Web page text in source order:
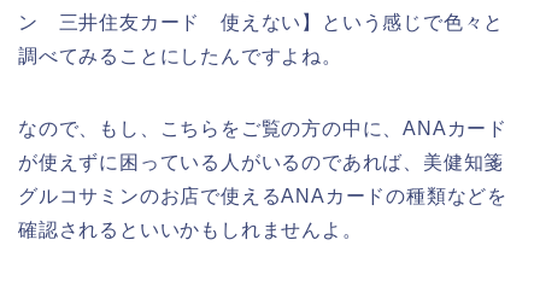
ン 三井住友カード 使えない】という感じで色々と
調べてみることにしたんですよね。
なので、もし、こちらをご覧の方の中に、ANAカード
が使えずに困っている人がいるのであれば、美健知箋
グルコサミンのお店で使えるANAカードの種類などを
確認されるといいかもしれませんよ。